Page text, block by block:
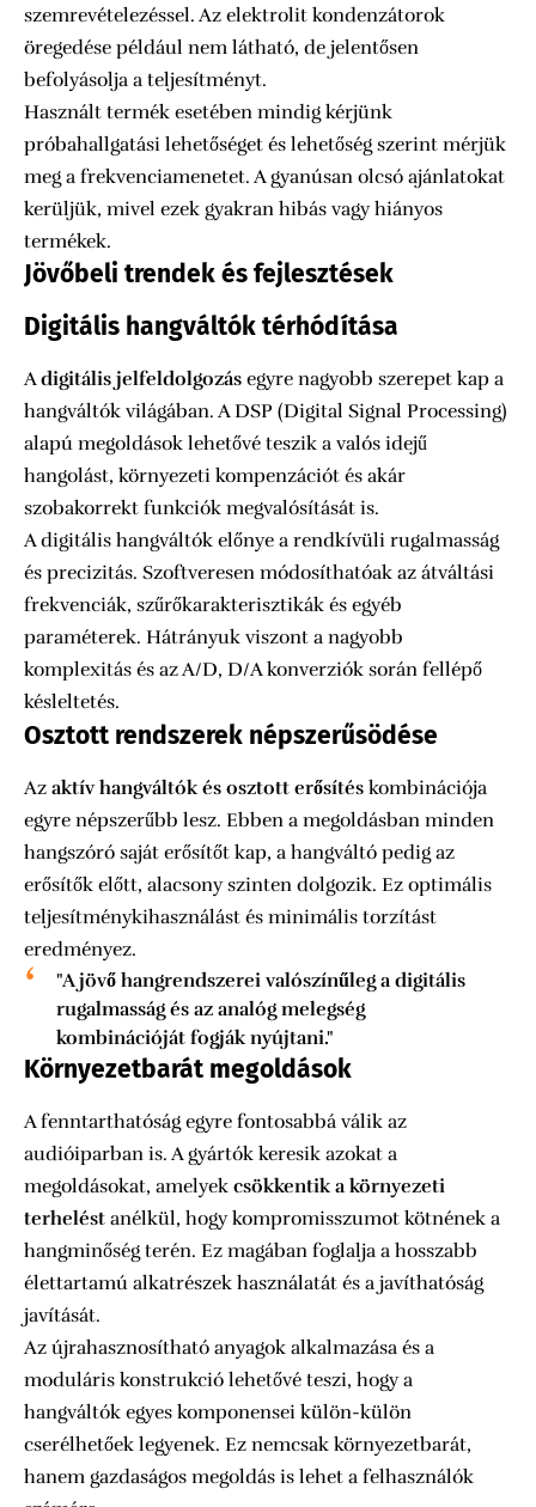
szemrevételezéssel. Az elektrolit kondenzátorok
öregedése például nem látható, de jelentősen
befolyásolja a teljesítményt.
Használt termék esetében mindig kérjünk
próbahallgatási lehetőséget és lehetőség szerint mérjük
meg a frekvenciamenetet. A gyanúsan olcsó ajánlatokat
kerüljük, mivel ezek gyakran hibás vagy hiányos
termékek.
Jövőbeli trendek és fejlesztések
Digitális hangváltók térhódítása
Adigitális jelfeldolgozás egyre nagyobb szerepet kap a
hangváltók világában. A DSP (Digital Signal Processing)
alapú megoldások lehetővé teszik a valós idejű
hangolást, környezeti kompenzációt és akár
szobakorrekt funkciók megvalósítását is.
A digitális hangváltók előnye a rendkívüli rugalmasság
és precizitás. Szoftveresen módosíthatóak az átváltási
frekvenciák, szűrőkarakterisztikák és egyéb
paraméterek. Hátrányuk viszont a nagyobb
komplexitás és az A/D, D/A konverziók során fellépő
késleltetés.
Osztott rendszerek népszerűsödése
Az aktív hangváltók és osztott erősítés kombinációja
egyre népszerűbb lesz. Ebben a megoldásban minden
hangszóró saját erősítőt kap, a hangváltó pedig az
erősítők előtt, alacsony szinten dolgozik. Ez optimális
teljesítménykihasználást és minimális torzítást
eredményez.
"A jövő hangrendszerei valószínűleg a digitális
rugalmasság és az analóg melegség
kombinációját fogják nyújtani."
Környezetbarát megoldások
A fenntarthatóság egyre fontosabbá válik az
audióiparban is. A gyártók keresik azokat a
megoldásokat, amelyek csökkentik a környezeti
terhelést anélkül, hogy kompromisszumot kötnének a
hangminőség terén. Ez magában foglalja a hosszabb
élettartamú alkatrészek használatát és a javíthatóság
javítását.
Az újrahasznosítható anyagok alkalmazása és a
moduláris konstrukció lehetővé teszi, hogy a
hangváltók egyes komponensei külön-külön
cserélhetőek legyenek. Ez nemcsak környezetbarát,
hanem gazdaságos megoldás is lehet a felhasználók